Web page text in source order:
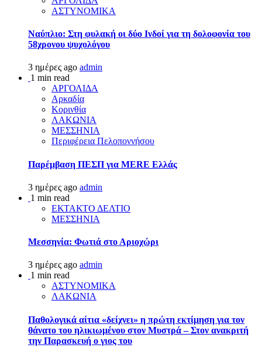
ΑΣΤΥΝΟΜΙΚΑ
Ναύπλιο: Στη φυλακή οι δύο Ινδοί για τη δολοφονία του
58χρονου ψυχολόγου
3 ημέρες ago admin
1 min read
ΑΡΓΟΛΙΔΑ
Αρκαδία
Κορινθία
ΛΑΚΩΝΙΑ
ΜΕΣΣΗΝΙΑ
Περιφέρεια Πελοποννήσου
Παρέμβαση ΠΕΣΠ για MERE Ελλάς
3 ημέρες ago admin
1 min read
ΕΚΤΑΚΤΟ ΔΕΛΤΙΟ
ΜΕΣΣΗΝΙΑ
Μεσσηνία: Φωτιά στο Αριοχώρι
3 ημέρες ago admin
1 min read
ΑΣΤΥΝΟΜΙΚΑ
ΛΑΚΩΝΙΑ
Παθολογικά αίτια «δείχνει» η πρώτη εκτίμηση για τον
θάνατο του ηλικιωμένου στον Μυστρά – Στον ανακριτή
την Παρασκευή ο γιος του